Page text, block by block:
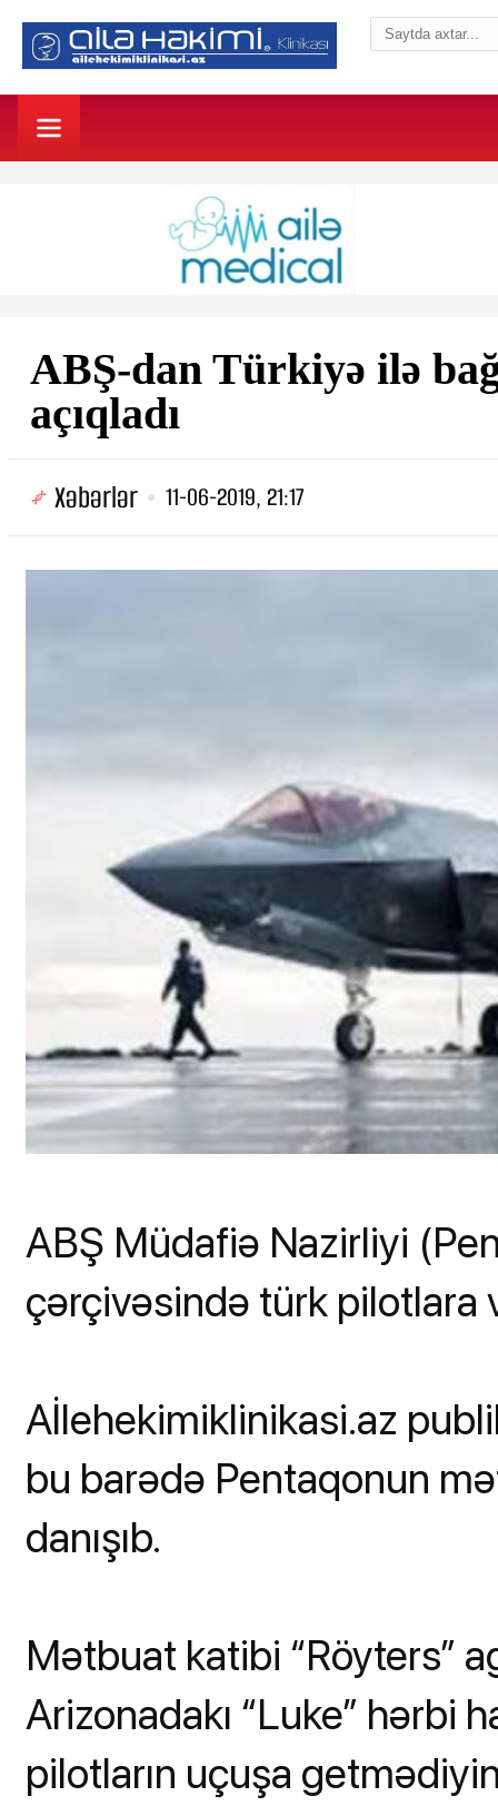
ABŞ-dan Türkiyə ilə
açıqladı
Xəbərlər 11-06-2019, 21:17
ABŞ Müdafiə Nazirliyi
çərçivəsində türk pilotlara
Aİlehekimiklinikasi.az
bu barədə Pentaqonun
danışıb.
Mətbuat katibi “Röyters”
Arizonadakı “Luke” hərbi
pilotların uçuşa